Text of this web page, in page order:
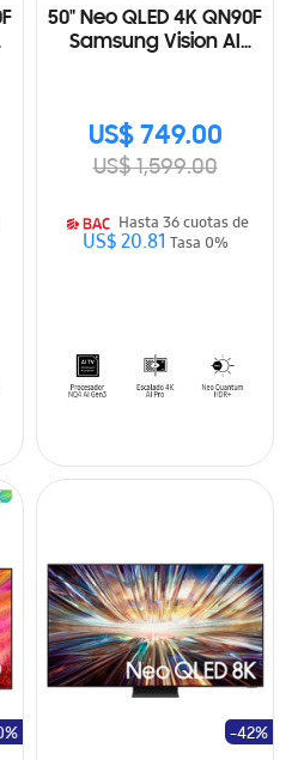
50" Neo QLED 4K QN90F
Samsung Vision AI
US$ 749.00
US$ 1,599.00
Hasta 36 cuotas de
US$ 20.81 Tasa 0%
-42%